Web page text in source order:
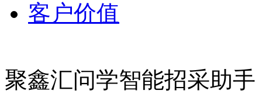
客户价值
聚鑫汇问学智能招采助手